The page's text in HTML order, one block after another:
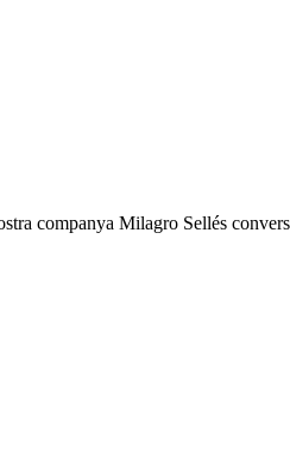
companya Milagro Sellés